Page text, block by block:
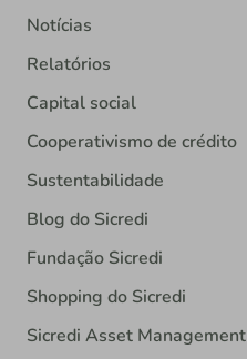
Notícias
Relatórios
Capital social
Cooperativismo de crédito
Sustentabilidade
Blog do Sicredi
Fundação Sicredi
Shopping do Sicredi
Sicredi Asset Management